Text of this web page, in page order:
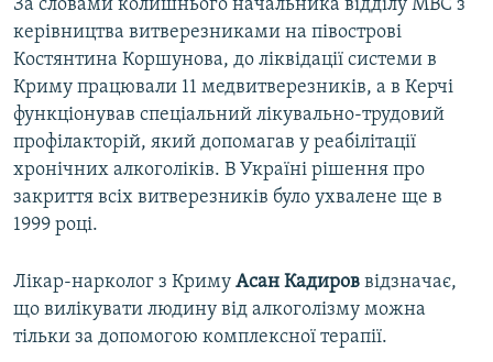
За словами колишнього начальника відділу МВС з
керівництва витверезниками на півострові
Костянтина Коршунова, до ліквідації системи в
Криму працювали 11 медвитверезників, а в Керчі
функціонував спеціальний лікувально-трудовий
профілакторій, який допомагав у реабілітації
хронічних алкоголіків. В Україні рішення про
закриття всіх витверезників було ухвалене ще в
1999 році.
Лікар-нарколог з Криму Асан Кадиров відзначає,
що вилікувати людину від алкоголізму можна
тільки за допомогою комплексної терапії.